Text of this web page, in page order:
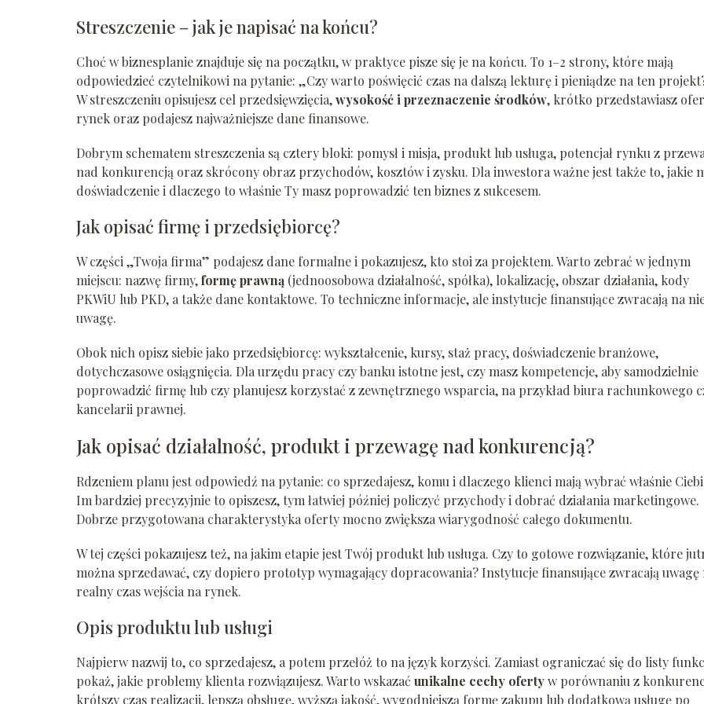
Streszczenie – jak je napisać na końcu?
Choć w biznesplanie znajduje się na początku, w praktyce pisze się je na końcu. To 1–2 strony, które mają
odpowiedzieć czytelnikowi na pytanie: „Czy warto poświęcić czas na dalszą lekturę i pieniądze na ten
W streszczeniu opisujesz cel przedsięwzięcia,wysokość i przeznaczenie środków, krótko przedstawiasz
rynek oraz podajesz najważniejsze dane finansowe.
Dobrym schematem streszczenia są cztery bloki: pomysł i misja, produkt lub usługa, potencjał rynku z
nad konkurencją oraz skrócony obraz przychodów, kosztów i zysku. Dla inwestora ważne jest także to, jakie
doświadczenie i dlaczego to właśnie Ty masz poprowadzić ten biznes z sukcesem.
Jak opisać firmę i przedsiębiorcę?
W części „Twoja firma” podajesz dane formalne i pokazujesz, kto stoi za projektem. Warto zebrać w jednym
miejscu: nazwę firmy,formę prawną (jednoosobowa działalność, spółka), lokalizację, obszar działania, kody
PKWiU lub PKD, a także dane kontaktowe. To techniczne informacje, ale instytucje finansujące zwracają na
uwagę.
Obok nich opisz siebie jako przedsiębiorcę: wykształcenie, kursy, staż pracy, doświadczenie branżowe,
dotychczasowe osiągnięcia. Dla urzędu pracy czy banku istotne jest, czy masz kompetencje, aby samodzielnie
poprowadzić firmę lub czy planujesz korzystać z zewnętrznego wsparcia, na przykład biura rachunkowego
kancelarii prawnej.
Jak opisać działalność, produkt i przewagę nad konkurencją?
Rdzeniem planu jest odpowiedź na pytanie: co sprzedajesz, komu i dlaczego klienci mają wybrać właśnie
Im bardziej precyzyjnie to opiszesz, tym łatwiej później policzyć przychody i dobrać działania marketingowe.
Dobrze przygotowana charakterystyka oferty mocno zwiększa wiarygodność całego dokumentu.
W tej części pokazujesz też, na jakim etapie jest Twój produkt lub usługa. Czy to gotowe rozwiązanie, które
można sprzedawać, czy dopiero prototyp wymagający dopracowania? Instytucje finansujące zwracają uwagę
realny czas wejścia na rynek.
Opis produktu lub usługi
Najpierw nazwij to, co sprzedajesz, a potem przełóż to na język korzyści. Zamiast ograniczać się do listy
pokaż, jakie problemy klienta rozwiązujesz. Warto wskazać unikalne cechy ofertyw porównaniu z
krótszy czas realizacji, lepszą obsługę, wyższą jakość, wygodniejszą formę zakupu lub dodatkową usługę po